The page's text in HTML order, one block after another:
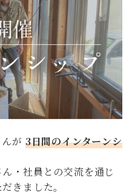
が 3日間のインターンシ
・社員との交流を通じ
きました。